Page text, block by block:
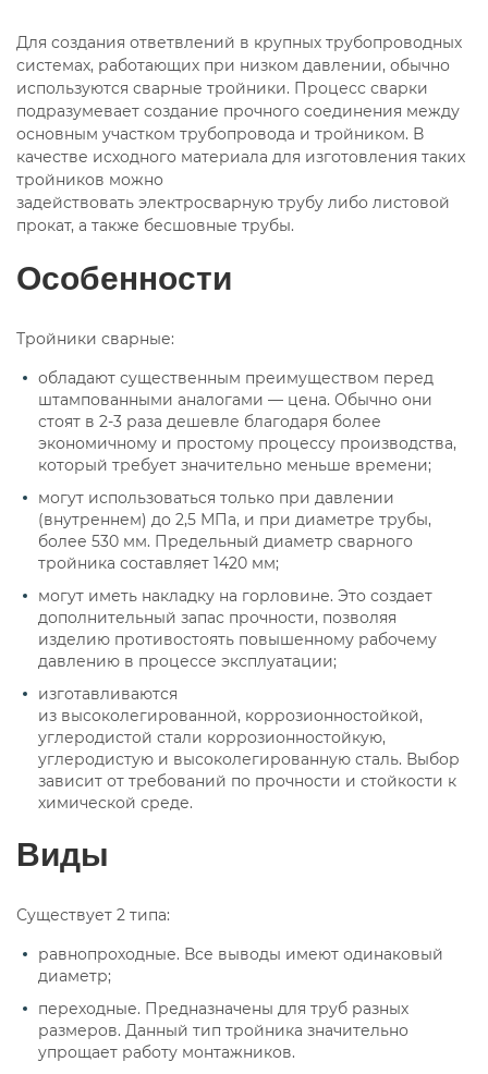
Для создания ответвлений в крупных трубопроводных
системах, работающих при низком давлении, обычно
используются сварные тройники. Процесс сварки
подразумевает создание прочного соединения между
основным участком трубопровода и тройником. В
качестве исходного материала для изготовления таких
тройников можно
задействовать электросварную трубу либо листовой
прокат, а также бесшовные трубы.
Особенности
Тройники сварные:
обладают существенным преимуществом перед
штампованными аналогами — цена. Обычно они
стоят в 2-3 раза дешевле благодаря более
экономичному и простому процессу производства,
который требует значительно меньше времени;
могут использоваться только при давлении
(внутреннем) до 2,5 МПа, и при диаметре трубы,
более 530 мм. Предельный диаметр сварного
тройника составляет 1420 мм;
могут иметь накладку на горловине. Это создает
дополнительный запас прочности, позволяя
изделию противостоять повышенному рабочему
давлению в процессе эксплуатации;
изготавливаются
из высоколегированной, коррозионностойкой,
углеродистой стали коррозионностойкую,
углеродистую и высоколегированную сталь. Выбор
зависит от требований по прочности и стойкости к
химической среде.
Виды
Существует 2 типа:
равнопроходные. Все выводы имеют одинаковый
диаметр;
переходные. Предназначены для труб разных
размеров. Данный тип тройника значительно
упрощает работу монтажников.